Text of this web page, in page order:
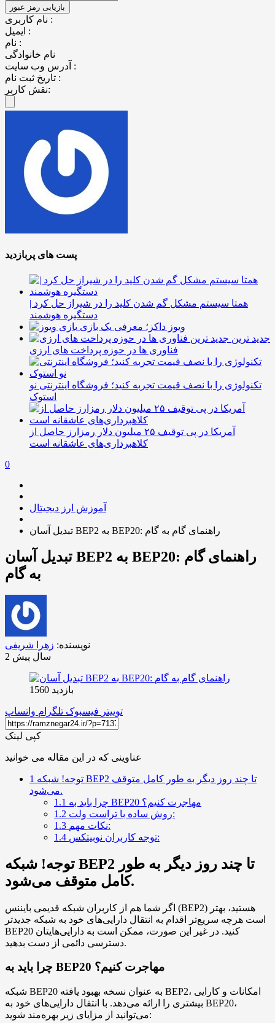
نام کاربری :
ایمیل :
نام :
نام خانوادگی
آدرس وب سایت :
تاریخ ثبت نام :
نقش کاربر:
پست های پربازدید
همتا سیستم مشکل گم شدن کلید را در شیراز حل کرد |
دستگیره هوشمند
ویوز داکز؛ معرفی یک بازی
جدید ترین
فناوری ها در حوزه پرداخت های ارزی
تکنولوژی را با نصف قیمت تجربه کنید؛ فروشگاه اینترنتی نو
استوک
آمریکا در پی توقیف ۲۵ میلیون دلار رمزارز حاصل از
کلاهبرداری‌های عاشقانه است
0
آموزش ارز دیجیتال
تبدیل آسان BEP2 به BEP20: راهنمای گام به گام
تبدیل آسان BEP2 به BEP20: راهنمای گام
به گام
نویسنده: زهرا شریفی
2 سال پیش
بازدید 1560
توییتر فیسبوک تلگرام واتساپ
کپی لینک
عناوینی که در این مقاله می خوانید
1
می‌شود.
1.1
چرا باید به BEP20 مهاجرت کنیم؟
1.2
روش ساده با تراست ولت:
1.3
نکات مهم:
1.4
توجه کاربران نوبیتکس:
توجه! شبکه BEP2 تا چند روز دیگر به طور
کامل متوقف می‌شود.
اگر شما هم از کاربران شبکه قدیمی بایننس (BEP2) هستید، بهتر
است هرچه سریع‌تر اقدام به انتقال دارایی‌های خود به شبکه جدیدتر
BEP20 کنید. در غیر این صورت، ممکن است به دارایی‌هایتان
دسترسی دائمی از دست بدهید.
چرا باید به BEP20 مهاجرت کنیم؟
شبکه BEP20 به عنوان نسخه بهبود یافته BEP2، امکانات و کارایی
بیشتری را ارائه می‌دهد. با انتقال دارایی‌های خود به BEP20،
می‌توانید از مزایای زیر بهره‌مند شوید: